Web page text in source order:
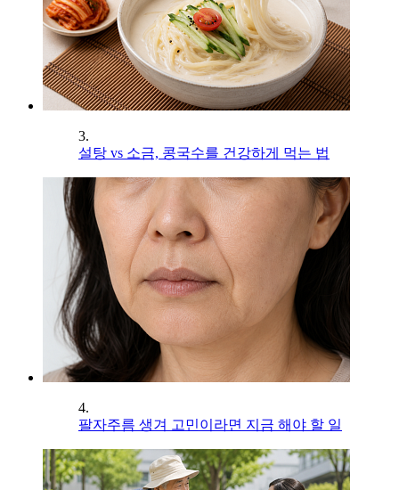
3.
설탕 vs 소금, 콩국수를 건강하게 먹는 법
4.
팔자주름 생겨 고민이라면 지금 해야 할 일